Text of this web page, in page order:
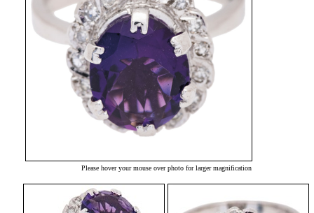
Please hover your mouse over photo for larger magnification